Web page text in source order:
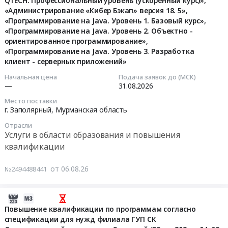
«Администрирование «Кибер Бэкап» версия 18. 5»,
«Программирование на Java. Уровень 1. Базовый курс»,
«Программирование на Java. Уровень 2. Объектно -
ориентированное программирование»,
«Программирование на Java. Уровень 3. Разработка
клиент - серверных приложений»
Начальная цена
—
Подача заявок до (МСК)
31.08.2026
Место поставки
г. Заполярный, Мурманская область
Отрасли
Услуги в области образования и повышения
квалификации
№2494488441 от 06.08.26
Повышение квалификации по программам согласно
спецификации для нужд филиала ГУП СК